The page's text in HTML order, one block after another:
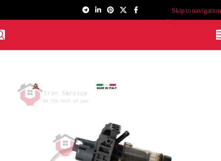
Skip to navigation
Skip to main content